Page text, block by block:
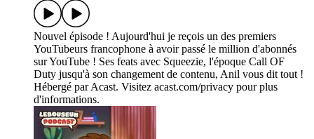
Nouvel épisode ! Aujourd'hui je reçois un des premiers
YouTubeurs francophone à avoir passé le million d'abonnés
sur YouTube ! Ses feats avec Squeezie, l'époque Call OF
Duty jusqu'à son changement de contenu, Anil vous dit tout !
Hébergé par Acast. Visitez acast.com/privacy pour plus
d'informations.